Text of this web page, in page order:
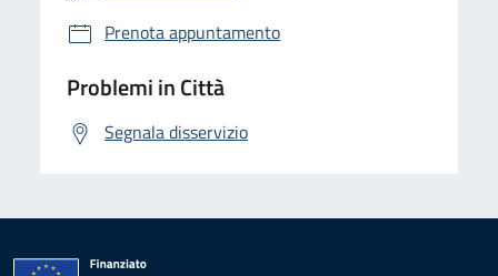
Prenota appuntamento
Problemi in Città
Segnala disservizio